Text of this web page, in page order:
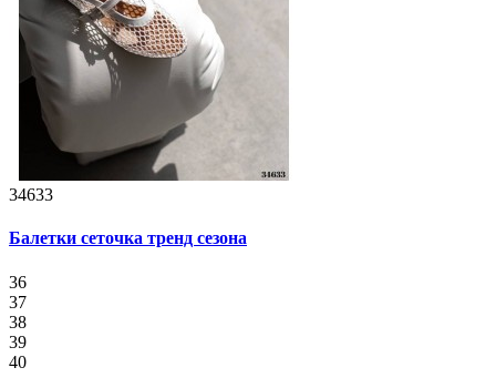
34633
Балетки сеточка тренд сезона
36
37
38
39
40